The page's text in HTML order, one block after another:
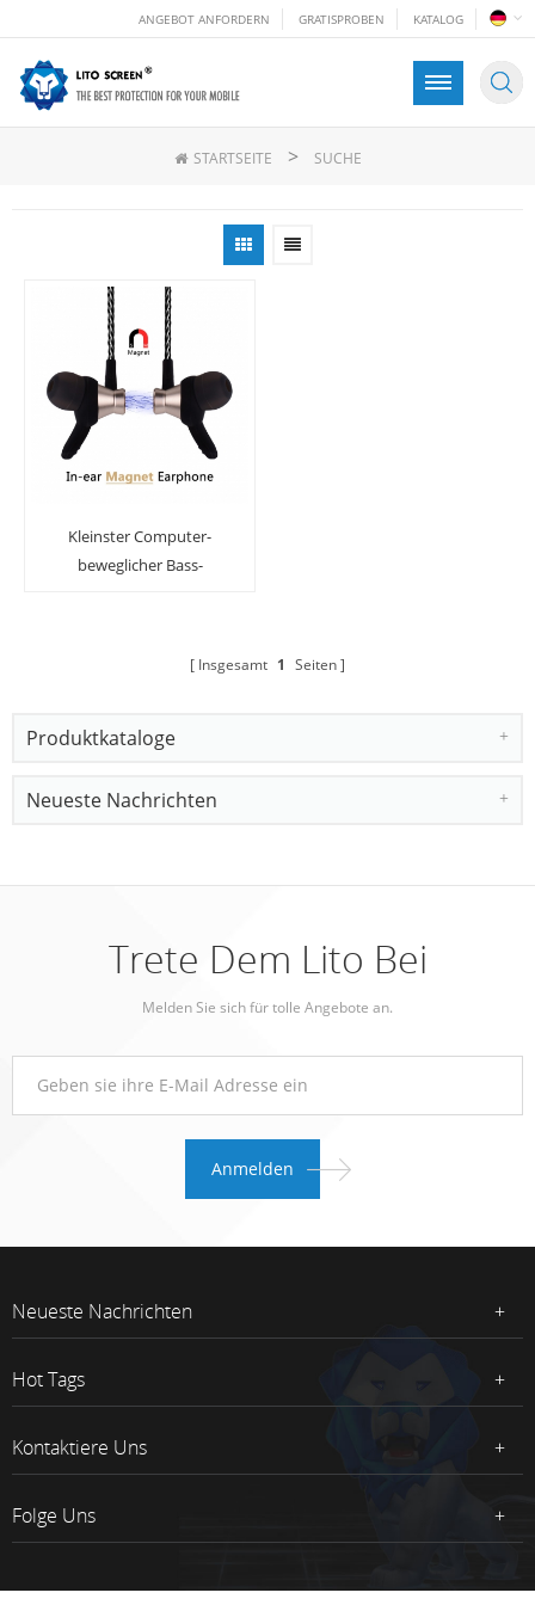
ANGEBOT ANFORDERN GRATISPROBEN KATALOG
STARTSEITE > SUCHE
Kleinster Computer-
beweglicher Bass-
Insgesamt 1 Seiten
Produktkataloge
Neueste Nachrichten
Trete Dem Lito Bei
Melden Sie sich für tolle Angebote an.
Neueste Nachrichten
Hot Tags
Kontaktiere Uns
Folge Uns